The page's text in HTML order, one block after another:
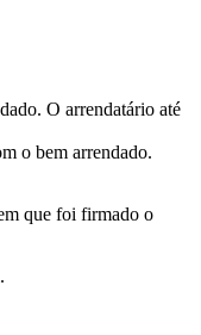
O arrendatário até
o bem arrendado.
que foi firmado o